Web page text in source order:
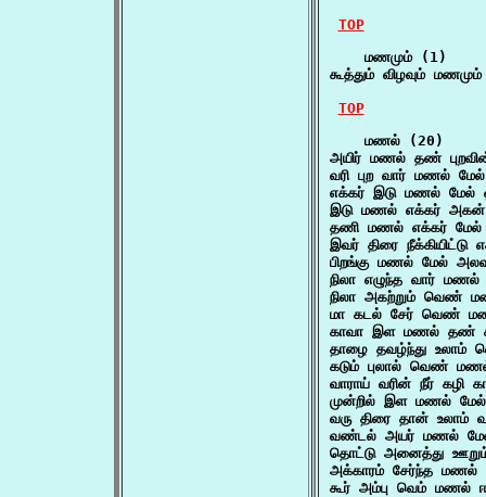
TOP
    மணமும் (1)
கூத்தும் விழவும்
TOP
    மணல் (20)
அயிர் மணல் தண்
வரி புற வார் மணல்
எக்கர் இடு மணல்
இடு மணல் எக்கர்
தணி மணல் எக்கர்
இவர் திரை
பிறங்கு மணல் மேல்
நிலா எழுந்த வார் மணல்
நிலா அகற்றும் வெண்
மா கடல் சேர் வெண்
காவா இள மணல் தண்
தாழை தவழ்ந்து
கடும் புலால் வெண்
வாராய் வரின் நீர்
முன்றில் இள மணல்
வரு திரை தான்
வண்டல் அயர் மணல்
தொட்டு அனைத்து
அக்காரம் சேர்ந்த
கூர் அம்பு வெம் மணல்